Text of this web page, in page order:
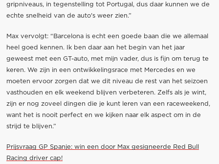
gripniveaus, in tegenstelling tot Portugal, dus daar kunnen we de
echte snelheid van de auto's weer zien.”
Max vervolgt: “Barcelona is echt een goede baan die we allemaal
heel goed kennen. Ik ben daar aan het begin van het jaar
geweest met een GT-auto, met mijn vader, dus is fijn om terug te
keren. We zijn in een ontwikkelingsrace met Mercedes en we
moeten ervoor zorgen dat we dit niveau de rest van het seizoen
vasthouden en elk weekend blijven verbeteren. Zelfs als je wint,
zijn er nog zoveel dingen die je kunt leren van een raceweekend,
want het is nooit perfect en we kijken naar elk aspect om in de
strijd te blijven.”
Prijsvraag GP Spanje: win een door Max gesigneerde Red Bull
Racing driver cap!